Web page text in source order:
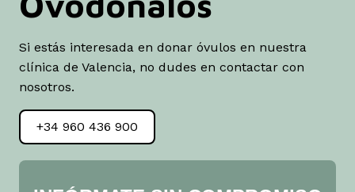
duda.
nuestra clínica, estarás solamente
unas horas y es un proceso indoloro.
óvulos, podrás continuar tu vida con
total normalidad.
Si estás interesada en donar óvulos en nuestra
clínica de Valencia, no dudes en contactar con
nosotros.
+34 960 436 900